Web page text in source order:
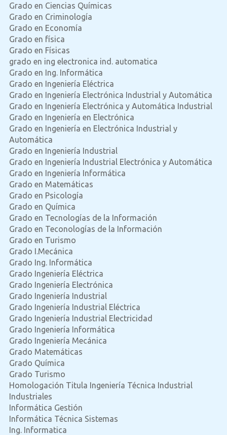
Grado en Ciencias Químicas
Grado en Criminología
Grado en Economía
Grado en física
Grado en Físicas
grado en ing electronica ind. automatica
Grado en Ing. Informática
Grado en Ingeniería Eléctrica
Grado en Ingeniería Electrónica Industrial y Automática
Grado en Ingeniería Electrónica y Automática Industrial
Grado en Ingeniería en Electrónica
Grado en Ingeniería en Electrónica Industrial y
Automática
Grado en Ingeniería Industrial
Grado en Ingeniería Industrial Electrónica y Automática
Grado en Ingeniería Informática
Grado en Matemáticas
Grado en Psicología
Grado en Química
Grado en Tecnologías de la Información
Grado en Teconologías de la Información
Grado en Turismo
Grado I.Mecánica
Grado Ing. Informática
Grado Ingeniería Eléctrica
Grado Ingeniería Electrónica
Grado Ingeniería Industrial
Grado Ingeniería Industrial Eléctrica
Grado Ingeniería Industrial Electricidad
Grado Ingeniería Informática
Grado Ingeniería Mecánica
Grado Matemáticas
Grado Química
Grado Turismo
Homologación Titula Ingeniería Técnica Industrial
Industriales
Informática Gestión
Informática Técnica Sistemas
Ing. Informatica